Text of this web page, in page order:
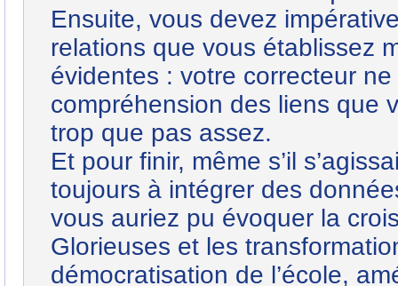
Ensuite, vous devez
relations que vous établissez
évidentes : votre correcteur
compréhension des liens que
trop que pas assez.
Et pour finir, même s’il
toujours à intégrer des
vous auriez pu évoquer la
Glorieuses et les
démocratisation de l’école,